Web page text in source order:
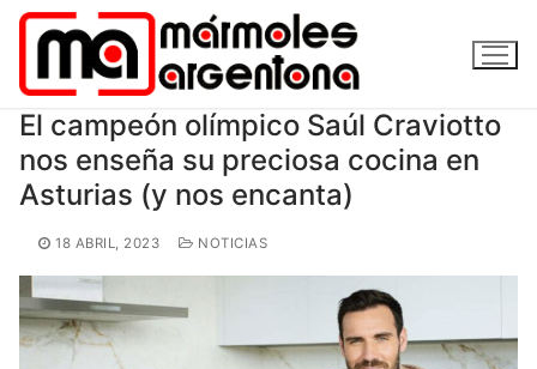
contenido
El campeón olímpico Saúl Craviotto
nos enseña su preciosa cocina en
Asturias (y nos encanta)
18 ABRIL, 2023 NOTICIAS